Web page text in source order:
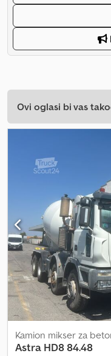
Ovi oglasi bi vas
Kamion mikser za
Astra HD8 84.48